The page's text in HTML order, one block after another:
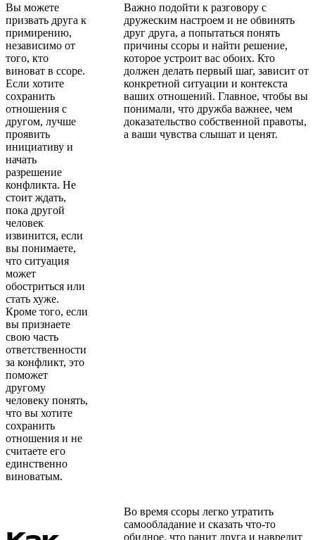
Вы можете
призвать друга к
примирению,
независимо от
того, кто
виноват в ссоре.
Если хотите
сохранить
отношения с
другом, лучше
проявить
инициативу и
начать
разрешение
конфликта. Не
стоит ждать,
пока другой
человек
извинится, если
вы понимаете,
что ситуация
может
обостриться или
стать хуже.
Кроме того, если
вы признаете
свою часть
ответственности
за конфликт, это
поможет
другому
человеку понять,
что вы хотите
сохранить
отношения и не
считаете его
единственно
виноватым.
Важно подойти к разговору с
дружеским настроем и не обвинять
друг друга, а попытаться понять
причины ссоры и найти решение,
которое устроит вас обоих. Кто
должен делать первый шаг, зависит от
конкретной ситуации и контекста
ваших отношений. Главное, чтобы вы
понимали, что дружба важнее, чем
доказательство собственной правоты,
а ваши чувства слышат и ценят.
Во время ссоры легко утратить
самообладание и сказать что-то
обидное, что ранит друга и навредит